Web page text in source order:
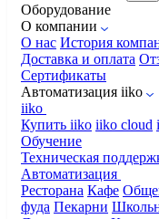
Оборудование
О компании
О нас История
Доставка и оплата
Сертификаты
Автоматизация iiko
iiko
Купить iiko iiko cloud
Обучение
Техническая
Автоматизация
Ресторана Кафе
фуда Пекарни